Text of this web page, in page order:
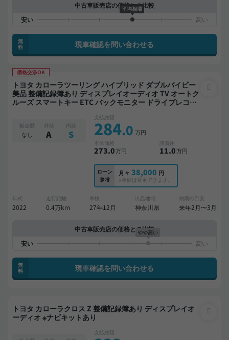
中古車販売店の価格との比較
平均相場
無
料
現車確認を問い合わせる
価格交渉OK
トヨタ カローラツーリング ハイブリッド ダブルバイビー
美品 整備記録簿あり ディスプレイオーディオ TV オートク
ルーズ スマートキー ETC バックモニター ドライブレコー
板金歴
なし
外装
A
内装
S
支払総額
284.0 万円
本体価格
273.0万円
諸費用
11.0万円
ローン
参考
月々 38,000 円
※金額は変更できます。
年式
2022
走行距離
0.4万km
車検
27年12月
出品地域
神奈川県
納期の目安
来年2月〜3月
中古車販売店の価格との比較
やや高い
無
料
現車確認を問い合わせる
トヨタ カローラクロス Z 整備記録簿あり ディスプレイオ
ーディオ ※ナビキットあり
支払総額